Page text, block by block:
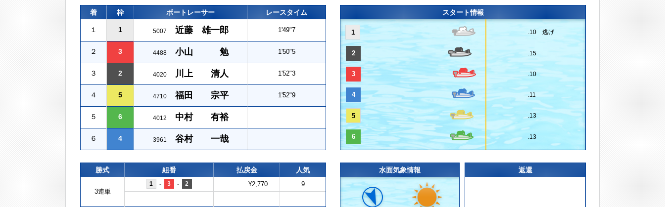
着 枠 ボートレーサー レースタイム
１ 1 5007 近藤 雄一郎 1'49"7
２ 3 4488 小山 勉 1'50"5
３ 2 4020 川上 清人 1'52"3
４ 5 4710 福田 宗平 1'52"9
５ 6 4012 中村 有裕
６ 4 3961 谷村 一哉
スタート情報
1 .10 逃げ
2 .15
3 .10
4 .11
5 .13
6 .13
勝式 組番 払戻金 人気
3連単
1 - 3 - 2 ¥2,770 9
水面気象情報 返還